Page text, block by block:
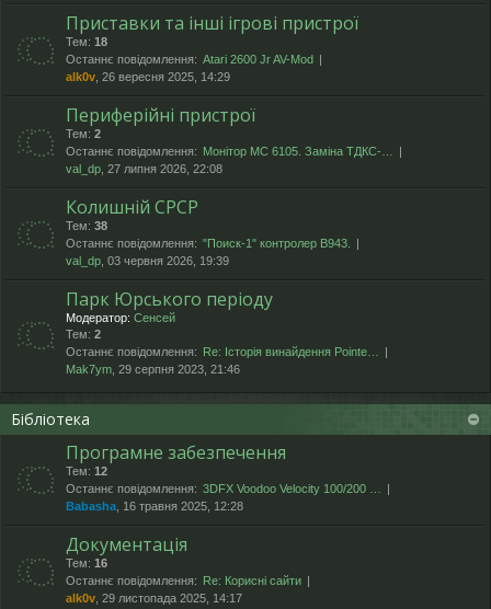
Приставки та інші ігрові пристрої
Тем: 18
Останнє повідомлення: Atari 2600 Jr AV-Mod
alk0v , 26 вересня 2025, 14:29
Периферійні пристрої
Тем: 2
Останнє повідомлення: Монітор МС 6105. Заміна ТДКС-…
val_dp , 27 липня 2026, 22:08
Колишній СРСР
Тем: 38
Останнє повідомлення: "Поиск-1" контролер В943.
val_dp , 03 червня 2026, 19:39
Парк Юрського періоду
Модератор: Сенсей
Тем: 2
Останнє повідомлення:
Re: Історія винайдення Pointe…
Mak7ym , 29 серпня 2023, 21:46
Бібліотека
Програмне забезпечення
Тем: 12
Останнє повідомлення: 3DFX Voodoo Velocity 100/200 …
Babasha , 16 травня 2025, 12:28
Документація
Тем: 16
Останнє повідомлення:
Re: Корисні сайти
alk0v , 29 листопада 2025, 14:17